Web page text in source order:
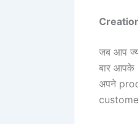
जब आप
बार आपके
अपने